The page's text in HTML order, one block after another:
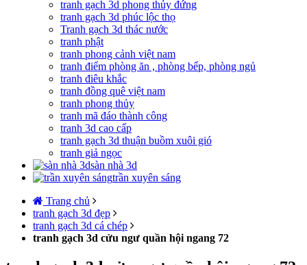
tranh gạch 3d phong thủy đứng
tranh gạch 3d phúc lộc thọ
Tranh gạch 3d thác nước
tranh phật
tranh phong cảnh việt nam
tranh điểm phòng ăn , phòng bếp, phòng ngủ
tranh điêu khắc
tranh đồng quê việt nam
tranh phong thủy
tranh mã đáo thành công
tranh 3d cao cấp
tranh gạch 3d thuận buồm xuôi gió
tranh giả ngọc
sàn nhà 3d
trần xuyên sáng
Trang chủ
tranh gạch 3d đẹp
tranh gạch 3d cá chép
tranh gạch 3d cửu ngư quần hội ngang 72